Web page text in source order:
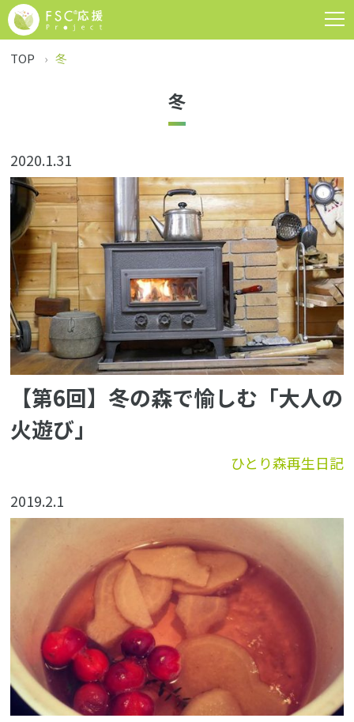
TOP 冬
冬
2020.1.31
ひとり森再生日記
【第6回】冬の森で愉しむ「大人の
火遊び」
2019.2.1